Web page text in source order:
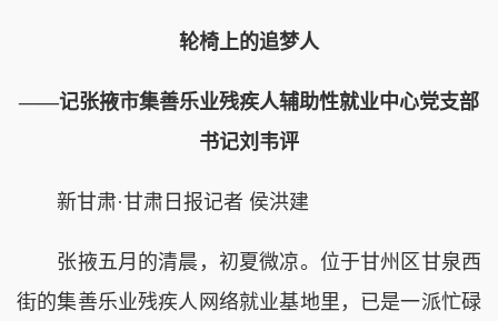
轮椅上的追梦人
——记张掖市集善乐业残疾人辅助性就业中心党支部
书记刘韦评
新甘肃·甘肃日报记者 侯洪建
张掖五月的清晨，初夏微凉。位于甘州区甘泉西
街的集善乐业残疾人网络就业基地里，已是一派忙碌